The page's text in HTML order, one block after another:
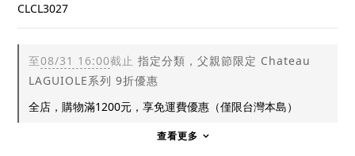
CLCL3027
至08/31 16:00截止 指定分類，父親節限定 Chateau
LAGUIOLE系列 9折優惠
全店，購物滿1200元，享免運費優惠（僅限台灣本島）
查看更多